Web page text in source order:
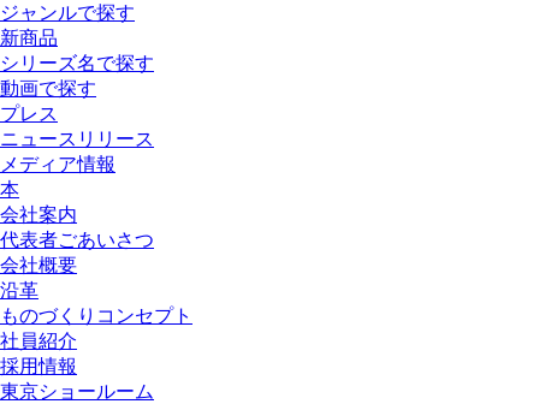
ジャンルで探す
新商品
シリーズ名で探す
動画で探す
プレス
ニュースリリース
メディア情報
本
会社案内
代表者ごあいさつ
会社概要
沿革
ものづくりコンセプト
社員紹介
採用情報
東京ショールーム